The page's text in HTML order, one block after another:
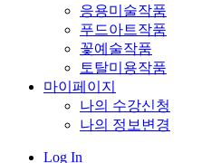
응용미술작품
푸드아트작품
꽃예술작품
토탈미용작품
마이페이지
나의 수강신청
나의 정보변경
Log In